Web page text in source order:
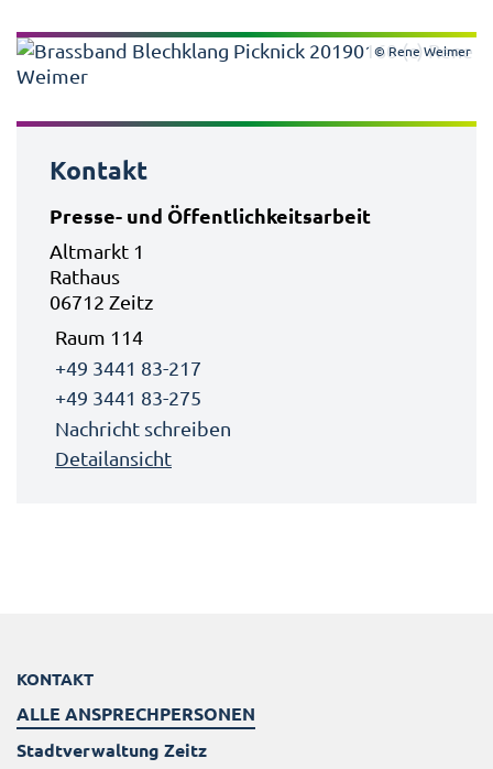
© Rene Weimer
Kontakt
Presse- und Öffentlichkeitsarbeit
Altmarkt 1
Rathaus
06712 Zeitz
Raum 114
+49 3441 83-217
+49 3441 83-275
Nachricht schreiben
Detailansicht
KONTAKT
ALLE ANSPRECHPERSONEN
Stadtverwaltung Zeitz